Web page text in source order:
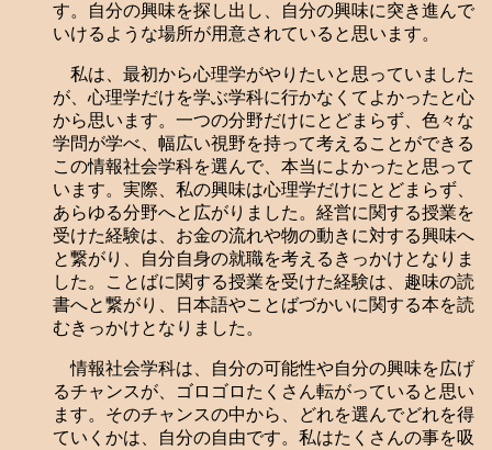
す。自分の興味を探し出し、自分の興味に突き進んで
いけるような場所が用意されていると思います。
私は、最初から心理学がやりたいと思っていました
が、心理学だけを学ぶ学科に行かなくてよかったと心
から思います。一つの分野だけにとどまらず、色々な
学問が学べ、幅広い視野を持って考えることができる
この情報社会学科を選んで、本当によかったと思って
います。実際、私の興味は心理学だけにとどまらず、
あらゆる分野へと広がりました。経営に関する授業を
受けた経験は、お金の流れや物の動きに対する興味へ
と繋がり、自分自身の就職を考えるきっかけとなりま
した。ことばに関する授業を受けた経験は、趣味の読
書へと繋がり、日本語やことばづかいに関する本を読
むきっかけとなりました。
情報社会学科は、自分の可能性や自分の興味を広げ
るチャンスが、ゴロゴロたくさん転がっていると思い
ます。そのチャンスの中から、どれを選んでどれを得
ていくかは、自分の自由です。私はたくさんの事を吸